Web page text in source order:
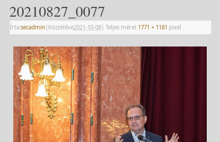
20210827_0077
Írta:secadmin | Közzétéve2021-10-08| Teljes méret 1771 × 1181 pixel